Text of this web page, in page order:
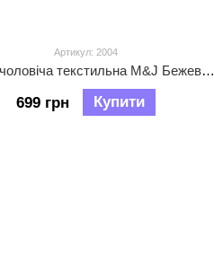
Артикул: 2004
Сумка чоловіча текстильна M&J Бежевий 31х21х11 см (2004)
699 грн Купити